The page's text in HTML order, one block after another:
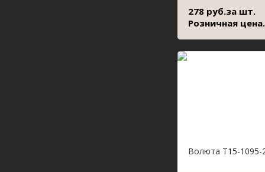
278 руб.за шт.
Розничная цена.
Волюта Т15-1095-